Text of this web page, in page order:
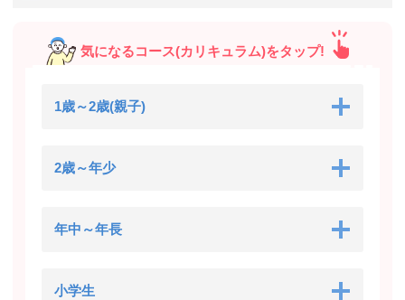
気になるコース(カリキュラム)をタップ!
1歳～2歳(親子)
2歳～年少
年中～年長
小学生